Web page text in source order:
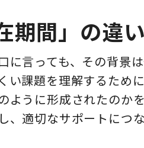
期間」の違
に言っても、その背景
い課題を理解するため
ように形成されたのか
、適切なサポートにつ